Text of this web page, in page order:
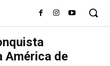
América de